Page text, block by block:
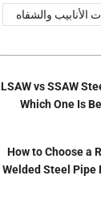
الأنابيب والشفاه
LSAW vs SSAW
Which One Is
How to Choose a
Welded Steel Pipe